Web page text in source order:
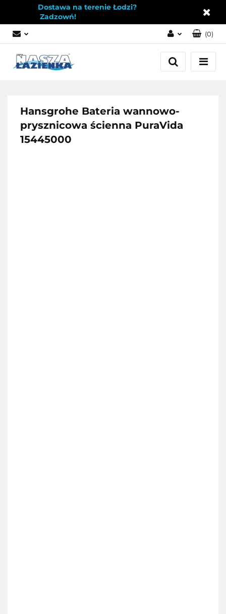
Dostawa na terenie Łodzi?
Zadzowń!
Zaloguj się
Załóż konto
(0)
Hansgrohe Bateria wannowo-
prysznicowa ścienna PuraVida
15445000